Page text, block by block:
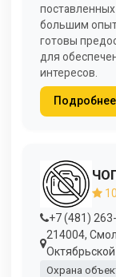
большим
готовы
для
интересов.
Подробнее
+7 (481)
214004,
Охрана